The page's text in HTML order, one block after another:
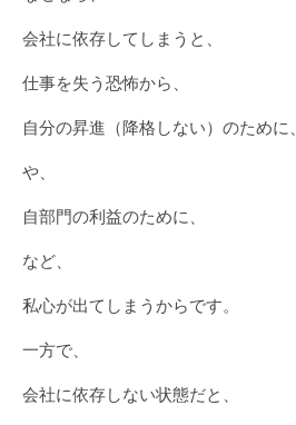
会社に依存してしまうと、
仕事を失う恐怖から、
自分の昇進（降格しない）のために、
や、
自部門の利益のために、
など、
私心が出てしまうからです。
一方で、
会社に依存しない状態だと、